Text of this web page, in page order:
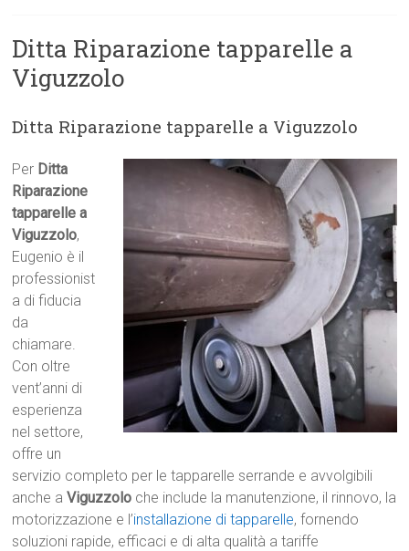
Ditta Riparazione tapparelle a
Viguzzolo
Ditta Riparazione tapparelle a Viguzzolo
Per Ditta
Riparazione
tapparelle a
Viguzzolo,
Eugenio è il
professionist
a di fiducia
da
chiamare.
Con oltre
vent’anni di
esperienza
nel settore,
offre un
servizio completo per le tapparelle serrande e avvolgibili
anche aViguzzolo che include la manutenzione, il rinnovo, la
motorizzazione e l’installazione di tapparelle, fornendo
soluzioni rapide, efficaci e di alta qualità a tariffe